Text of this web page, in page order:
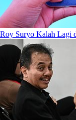
Roy Suryo Kalah Lagi